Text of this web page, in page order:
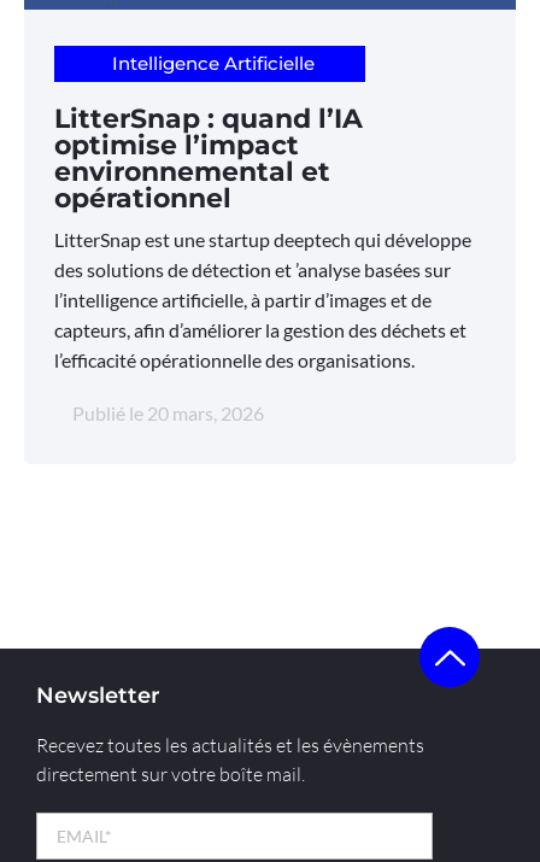
Intelligence Artificielle
LitterSnap : quand l’IA
optimise l’impact
environnemental et
opérationnel
LitterSnap est une startup deeptech qui développe
des solutions de détection et ’analyse basées sur
l’intelligence artificielle, à partir d’images et de
capteurs, afin d’améliorer la gestion des déchets et
l’efficacité opérationnelle des organisations.
Publié le 20 mars, 2026
Newsletter
Recevez toutes les actualités et les évènements
directement sur votre boîte mail.